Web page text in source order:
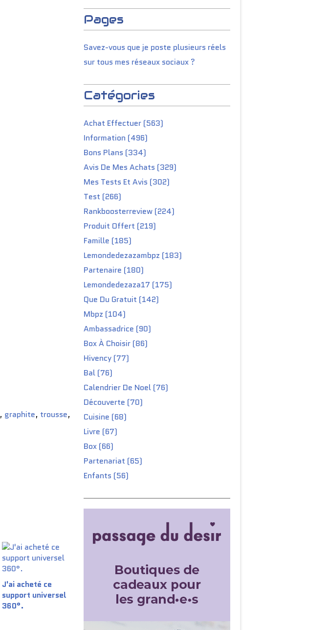
, graphite, trousse,
J'ai acheté ce
support universel
360°.
Pages
Savez-vous que je poste plusieurs réels
sur tous mes réseaux sociaux ?
Catégories
Achat Effectuer (563)
Information (496)
Bons Plans (334)
Avis De Mes Achats (329)
Mes Tests Et Avis (302)
Test (266)
Rankboosterreview (224)
Produit Offert (219)
Famille (185)
Lemondedezazambpz (183)
Partenaire (180)
Lemondedezaza17 (175)
Que Du Gratuit (142)
Mbpz (104)
Ambassadrice (90)
Box À Choisir (86)
Hivency (77)
Bal (76)
Calendrier De Noel (76)
Découverte (70)
Cuisine (68)
Livre (67)
Box (66)
Partenariat (65)
Enfants (56)